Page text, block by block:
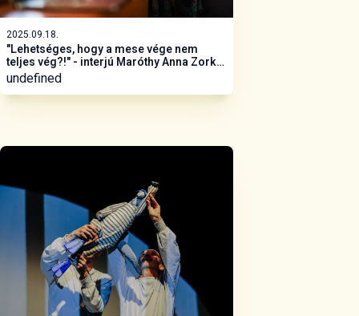
2025.09.18.
"Lehetséges, hogy a mese vége nem
teljes vég?!" - interjú Maróthy Anna Zorka
rendezővel
undefined